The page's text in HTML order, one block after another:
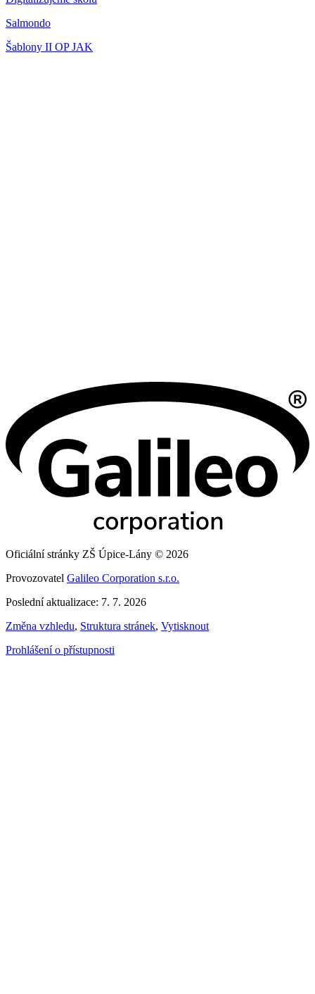
Salmondo
Šablony II OP JAK
Oficiální stránky ZŠ Úpice-Lány © 2026
Provozovatel Galileo Corporation s.r.o.
Poslední aktualizace: 7. 7. 2026
Změna vzhledu, Struktura stránek, Vytisknout
Prohlášení o přístupnosti